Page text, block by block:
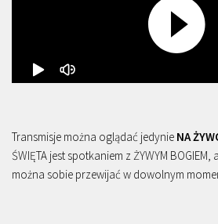
Transmisje można oglądać jedynie NA
ŚWIĘTA jest spotkaniem z ŻYWYM
można sobie przewijać w dowolnym